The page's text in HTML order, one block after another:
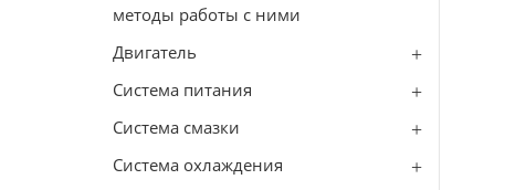
методы работы с ними
Двигатель
Система питания
Система смазки
Система охлаждения